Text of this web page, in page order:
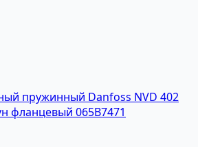
пружинный Danfoss NVD 402
фланцевый 065B7471